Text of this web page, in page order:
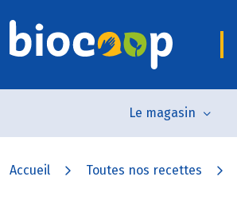
Le magasin
Accueil Toutes nos recettes